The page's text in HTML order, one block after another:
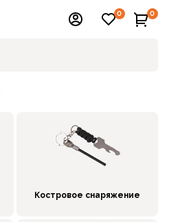
0 0
Костровое снаряжение